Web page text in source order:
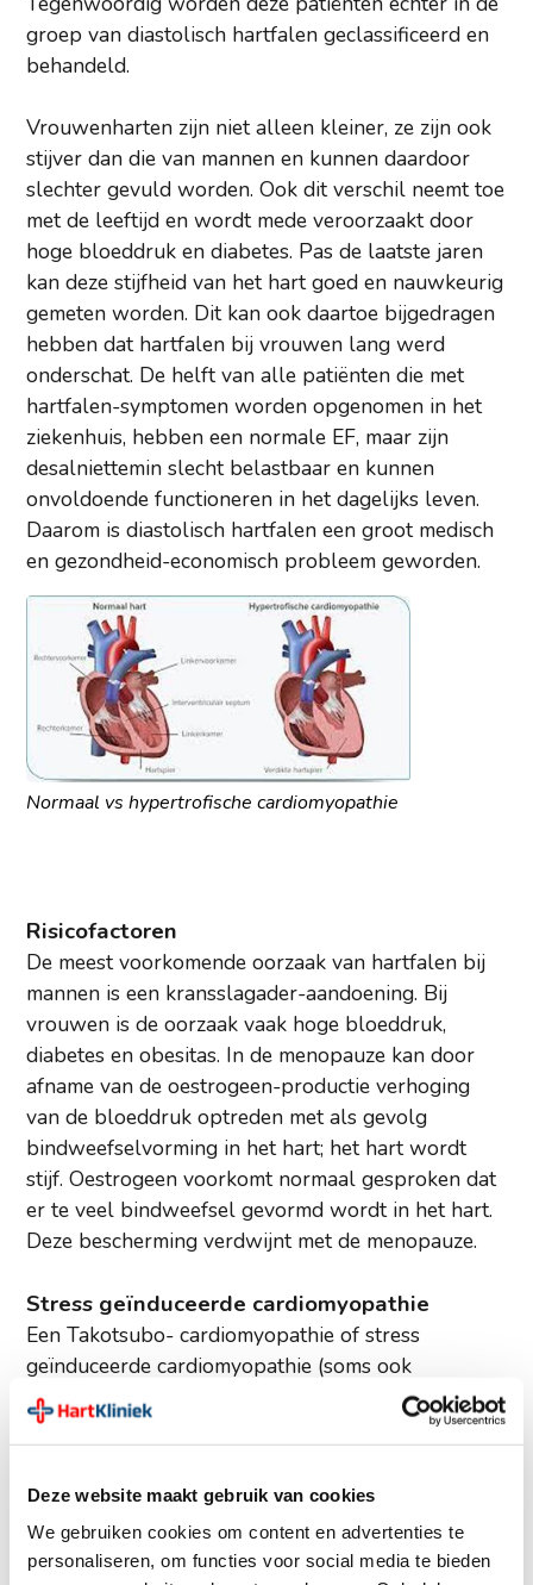
Deze website maakt gebruik van cookies
We gebruiken cookies om content en advertenties te
personaliseren, om functies voor social media te bieden
groep van diastolisch hartfalen geclassificeerd en
behandeld.
Vrouwenharten zijn niet alleen kleiner, ze zijn ook
stijver dan die van mannen en kunnen daardoor
slechter gevuld worden. Ook dit verschil neemt toe
met de leeftijd en wordt mede veroorzaakt door
hoge bloeddruk en diabetes. Pas de laatste jaren
kan deze stijfheid van het hart goed en nauwkeurig
gemeten worden. Dit kan ook daartoe bijgedragen
hebben dat hartfalen bij vrouwen lang werd
onderschat. De helft van alle patiënten die met
hartfalen-symptomen worden opgenomen in het
ziekenhuis, hebben een normale EF, maar zijn
desalniettemin slecht belastbaar en kunnen
onvoldoende functioneren in het dagelijks leven.
Daarom is diastolisch hartfalen een groot medisch
en gezondheid-economisch probleem geworden.
Normaal vs hypertrofische cardiomyopathie
Risicofactoren
De meest voorkomende oorzaak van hartfalen bij
mannen is een kransslagader-aandoening. Bij
vrouwen is de oorzaak vaak hoge bloeddruk,
diabetes en obesitas. In de menopauze kan door
afname van de oestrogeen-productie verhoging
van de bloeddruk optreden met als gevolg
bindweefselvorming in het hart; het hart wordt
stijf. Oestrogeen voorkomt normaal gesproken dat
er te veel bindweefsel gevormd wordt in het hart.
Deze bescherming verdwijnt met de menopauze.
Stress geïnduceerde cardiomyopathie
Een Takotsubo- cardiomyopathie of stress
geïnduceerde cardiomyopathie (soms ook
'gebroken hart syndroom' genoemd) komt bijna
uitsluitend voor bij vrouwen na de menopauze. Dit
eerste gezicht aan een hartaanval doet denken en
vaak door een grote emotionele of fysieke
belasting wordt uitgelokt.